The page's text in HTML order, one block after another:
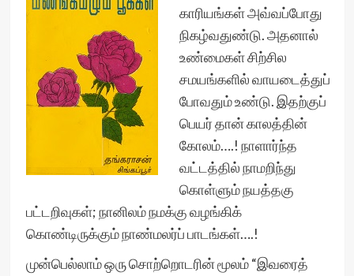
காரியங்கள் அவ்வப்போது
நிகழ்வதுண்டு. அதனால்
உண்மைகள் சிற்சில
சமயங்களில் வாயடைத்துப்
போவதும் உண்டு. இதற்குப்
பெயர் தான் காலத்தின்
கோலம்….! நாளார்ந்த
வட்டத்தில் நாமறிந்து
கொள்ளும் நயத்தகு
பட்டறிவுகள்; நானிலம் நமக்கு வழங்கிக்
கொண்டிருக்கும் நாண்மலர்ப் பாடங்கள்….!
முன்பெல்லாம் ஒரு சொற்றொடரின் மூலம் “இவரைத்